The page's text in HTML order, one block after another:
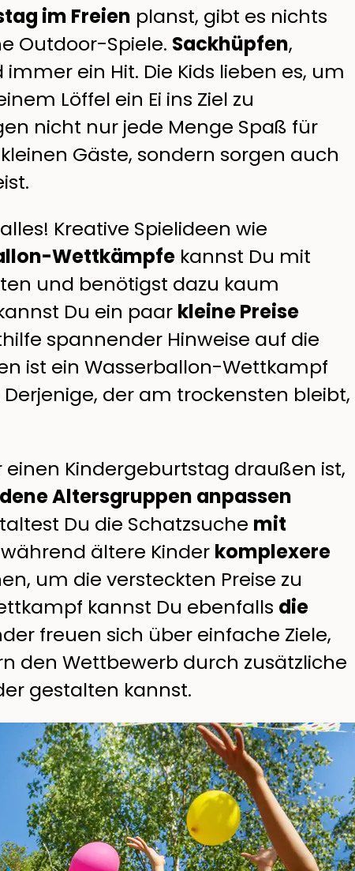
im Freien planst, gibt es nichts
Outdoor-Spiele. Sackhüpfen,
immer ein Hit. Die Kids lieben es, um
Löffel ein Ei ins Ziel zu
nicht nur jede Menge Spaß für
Gäste, sondern sorgen auch
Kreative Spielideen wie
Wettkämpfe kannst Du mit
und benötigst dazu kaum
Du ein paar kleine Preise
spannender Hinweise auf die
ist ein Wasserballon-Wettkampf
der am trockensten bleibt,
einen Kindergeburtstag draußen ist,
Altersgruppen anpassen
Du die Schatzsuche mit
ältere Kinder komplexere
um die versteckten Preise zu
kannst Du ebenfalls die
freuen sich über einfache Ziele,
den Wettbewerb durch zusätzliche
gestalten kannst.